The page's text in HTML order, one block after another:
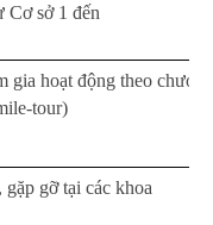
Cơ sở 1 đến
gia hoạt động theo
tour)
gỡ tại các khoa